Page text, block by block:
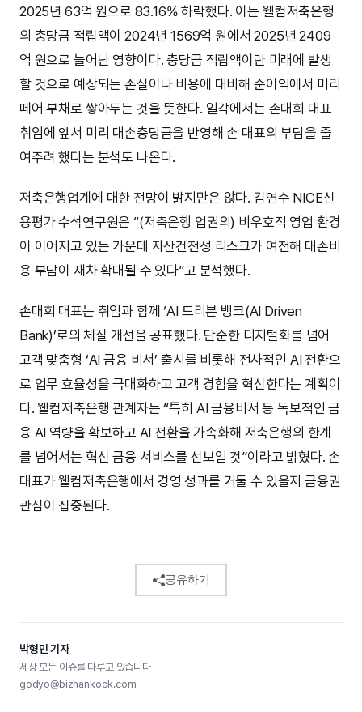
2025년 63억 원으로 83.16% 하락했다. 이는 웰컴저축은행
의 충당금 적립액이 2024년 1569억 원에서 2025년 2409
억 원으로 늘어난 영향이다. 충당금 적립액이란 미래에 발생
할 것으로 예상되는 손실이나 비용에 대비해 순이익에서 미리
떼어 부채로 쌓아두는 것을 뜻한다. 일각에서는 손대희 대표
취임에 앞서 미리 대손충당금을 반영해 손 대표의 부담을 줄
여주려 했다는 분석도 나온다.
저축은행업계에 대한 전망이 밝지만은 않다. 김연수 NICE신
용평가 수석연구원은 “(저축은행 업권의) 비우호적 영업 환경
이 이어지고 있는 가운데 자산건전성 리스크가 여전해 대손비
용 부담이 재차 확대될 수 있다”고 분석했다.
손대희 대표는 취임과 함께 ‘AI 드리븐 뱅크(AI Driven
Bank)’로의 체질 개선을 공표했다. 단순한 디지털화를 넘어
고객 맞춤형 ‘AI 금융 비서’ 출시를 비롯해 전사적인 AI 전환으
로 업무 효율성을 극대화하고 고객 경험을 혁신한다는 계획이
다. 웰컴저축은행 관계자는 “특히 AI 금융비서 등 독보적인 금
융 AI 역량을 확보하고 AI 전환을 가속화해 저축은행의 한계
를 넘어서는 혁신 금융 서비스를 선보일 것”이라고 밝혔다. 손
대표가 웰컴저축은행에서 경영 성과를 거둘 수 있을지 금융권
관심이 집중된다.
공유하기
박형민 기자
세상 모든 이슈를 다루고 있습니다
godyo@bizhankook.com